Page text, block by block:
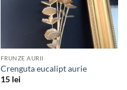
FRUNZE AURII
Crenguta eucalipt aurie
15 lei